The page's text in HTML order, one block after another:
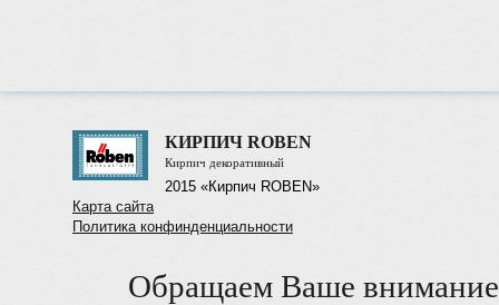
КИРПИЧ ROBEN
Кирпич декоративный
2015 «Кирпич ROBEN»
Карта сайта
Политика конфинденциальности
Обращаем Ваше внимание